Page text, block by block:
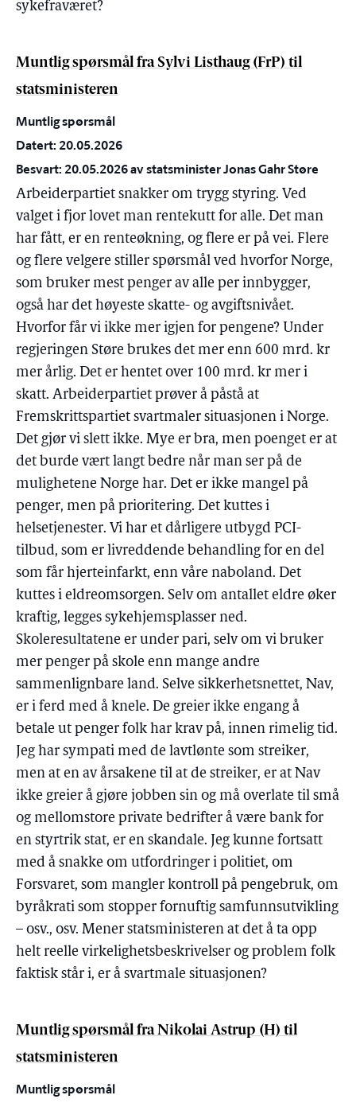
sykefraværet?
Muntlig spørsmål fra Sylvi Listhaug (FrP) til
statsministeren
Muntlig spørsmål
Datert: 20.05.2026
Besvart: 20.05.2026 av statsminister Jonas Gahr Støre
Arbeiderpartiet snakker om trygg styring. Ved
valget i fjor lovet man rentekutt for alle. Det man
har fått, er en renteøkning, og flere er på vei. Flere
og flere velgere stiller spørsmål ved hvorfor Norge,
som bruker mest penger av alle per innbygger,
også har det høyeste skatte- og avgiftsnivået.
Hvorfor får vi ikke mer igjen for pengene? Under
regjeringen Støre brukes det mer enn 600 mrd. kr
mer årlig. Det er hentet over 100 mrd. kr mer i
skatt. Arbeiderpartiet prøver å påstå at
Fremskrittspartiet svartmaler situasjonen i Norge.
Det gjør vi slett ikke. Mye er bra, men poenget er at
det burde vært langt bedre når man ser på de
mulighetene Norge har. Det er ikke mangel på
penger, men på prioritering. Det kuttes i
helsetjenester. Vi har et dårligere utbygd PCI-
tilbud, som er livreddende behandling for en del
som får hjerteinfarkt, enn våre naboland. Det
kuttes i eldreomsorgen. Selv om antallet eldre øker
kraftig, legges sykehjemsplasser ned.
Skoleresultatene er under pari, selv om vi bruker
mer penger på skole enn mange andre
sammenlignbare land. Selve sikkerhetsnettet, Nav,
er i ferd med å knele. De greier ikke engang å
betale ut penger folk har krav på, innen rimelig tid.
Jeg har sympati med de lavtlønte som streiker,
men at en av årsakene til at de streiker, er at Nav
ikke greier å gjøre jobben sin og må overlate til små
og mellomstore private bedrifter å være bank for
en styrtrik stat, er en skandale. Jeg kunne fortsatt
med å snakke om utfordringer i politiet, om
Forsvaret, som mangler kontroll på pengebruk, om
byråkrati som stopper fornuftig samfunnsutvikling
– osv., osv. Mener statsministeren at det å ta opp
helt reelle virkelighetsbeskrivelser og problem folk
faktisk står i, er å svartmale situasjonen?
Muntlig spørsmål fra Nikolai Astrup (H) til
statsministeren
Muntlig spørsmål